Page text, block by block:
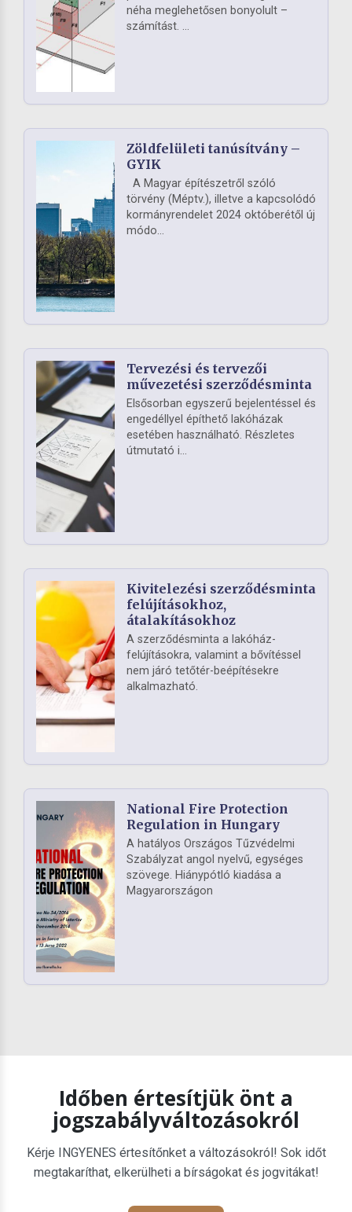
néha meglehetősen bonyolult –
számítást. ...
Zöldfelületi tanúsítvány –
GYIK
A Magyar építészetről szóló
törvény (Méptv.), illetve a kapcsolódó
kormányrendelet 2024 októberétől új
módo...
Tervezési és tervezői
művezetési szerződésminta
Elsősorban egyszerű bejelentéssel és
engedéllyel építhető lakóházak
esetében használható. Részletes
útmutató i...
Kivitelezési szerződésminta
felújításokhoz,
átalakításokhoz
A szerződésminta a lakóház-
felújításokra, valamint a bővítéssel
nem járó tetőtér-beépítésekre
alkalmazható.
National Fire Protection
Regulation in Hungary
A hatályos Országos Tűzvédelmi
Szabályzat angol nyelvű, egységes
szövege. Hiánypótló kiadása a
Magyarországon
Időben értesítjük önt a
jogszabályváltozásokról
Kérje INGYENES értesítőnket a változásokról! Sok időt
megtakaríthat, elkerülheti a bírságokat és jogvitákat!